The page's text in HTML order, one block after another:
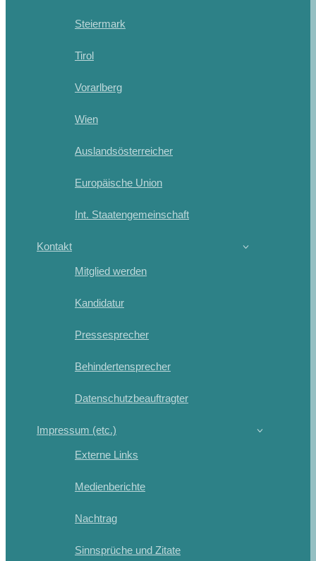
Steiermark
Tirol
Vorarlberg
Wien
Auslandsösterreicher
Europäische Union
Int. Staatengemeinschaft
Kontakt
Mitglied werden
Kandidatur
Pressesprecher
Behindertensprecher
Datenschutzbeauftragter
Impressum (etc.)
Externe Links
Medienberichte
Nachtrag
Sinnsprüche und Zitate